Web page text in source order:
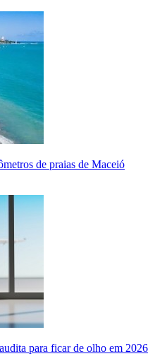
de praias de Maceió
para ficar de olho em 2026